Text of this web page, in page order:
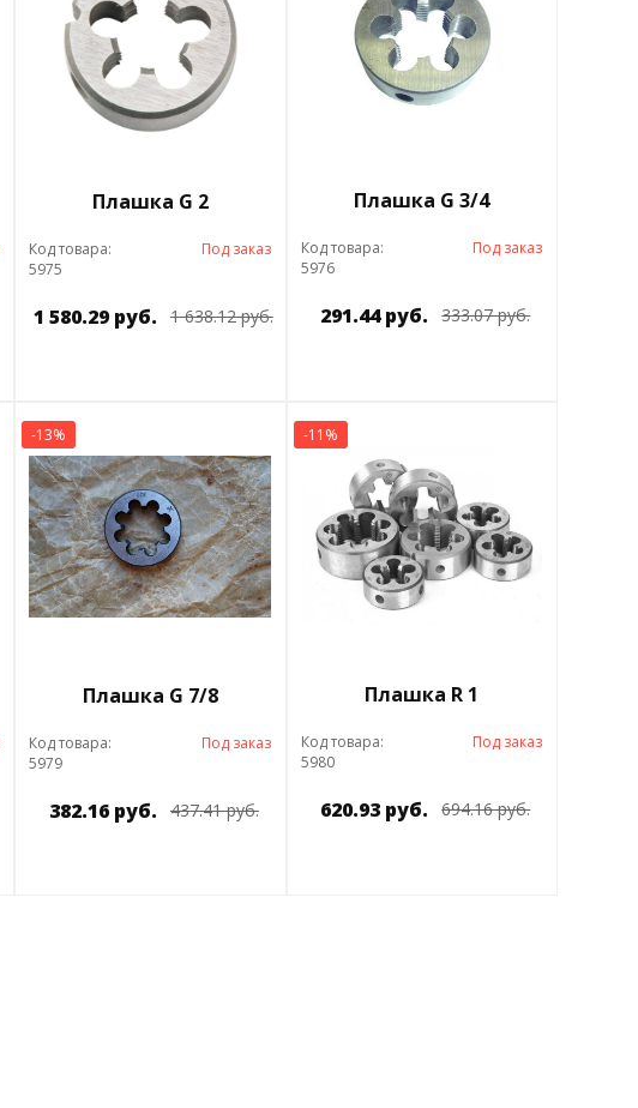
Плашка G 2
Код товара:
5975
Под заказ
1 580.29 руб. 1 638.12 руб.
Плашка G 3/4
Код товара:
5976
Под заказ
291.44 руб. 333.07 руб.
-13%
Плашка G 7/8
Код товара:
5979
Под заказ
382.16 руб. 437.41 руб.
-11%
Плашка R 1
Код товара:
5980
Под заказ
620.93 руб. 694.16 руб.